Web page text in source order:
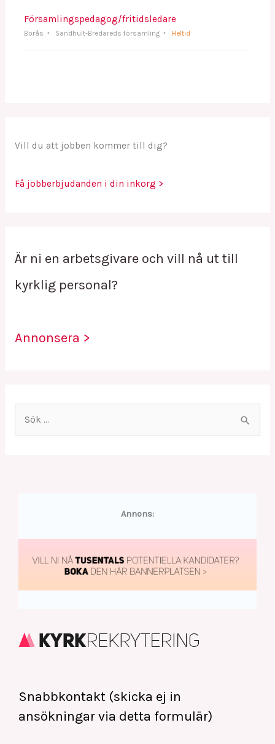
Församlingspedagog/fritidsledare
Borås Sandhult-Bredareds församling Heltid
Vill du att jobben kommer till dig?
Få jobberbjudanden i din inkorg >
Är ni en arbetsgivare och vill nå ut till
kyrklig personal?
Annonsera >
e
Annons:
Snabbkontakt (skicka ej in
ansökningar via detta formulär)